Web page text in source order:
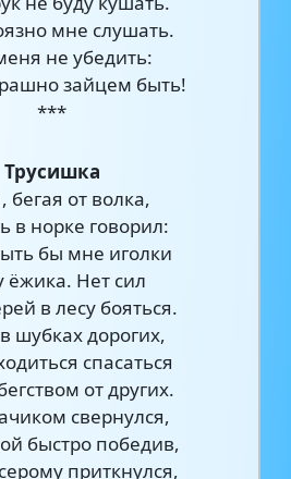
мне слушать.
не убедить:
зайцем быть!
***
Трусишка
бегая от волка,
в норке говорил:
бы мне иголки
ёжика. Нет сил
в лесу бояться.
шубках дорогих,
спасаться
от других.
свернулся,
быстро победив,
приткнулся,